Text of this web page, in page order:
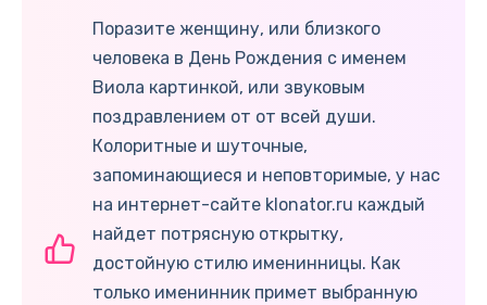
Поразите женщину, или близкого
человека в День Рождения с именем
Виола картинкой, или звуковым
поздравлением от от всей души.
Колоритные и шуточные,
запоминающиеся и неповторимые, у нас
на интернет-сайте klonator.ru каждый
найдет потрясную открытку,
достойную стилю именинницы. Как
только именинник примет выбранную